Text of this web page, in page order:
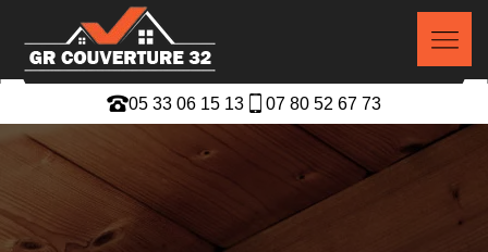
05 33 06 15 13 07 80 52 67 73